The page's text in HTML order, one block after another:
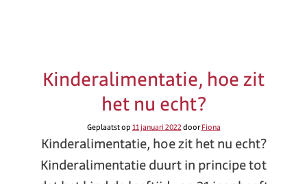
Kinderalimentatie, hoe zit
het nu echt?
Geplaatst op11 januari 2022doorFiona
Kinderalimentatie, hoe zit het nu echt?
Kinderalimentatie duurt in principe tot